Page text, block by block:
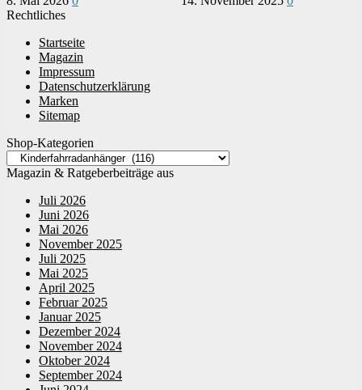
Rechtliches
Startseite
Magazin
Impressum
Datenschutzerklärung
Marken
Sitemap
Shop-Kategorien
Magazin & Ratgeberbeiträge aus
Juli 2026
Juni 2026
Mai 2026
November 2025
Juli 2025
Mai 2025
April 2025
Februar 2025
Januar 2025
Dezember 2024
November 2024
Oktober 2024
September 2024